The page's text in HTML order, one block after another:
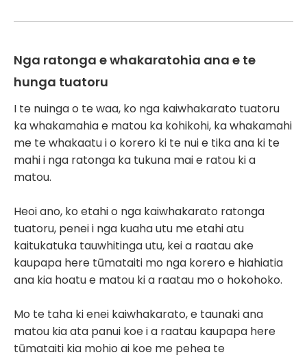
Nga ratonga e whakaratohia ana e te
hunga tuatoru
I te nuinga o te waa, ko nga kaiwhakarato tuatoru
ka whakamahia e matou ka kohikohi, ka whakamahi
me te whakaatu i o korero ki te nui e tika ana ki te
mahi i nga ratonga ka tukuna mai e ratou ki a
matou.
Heoi ano, ko etahi o nga kaiwhakarato ratonga
tuatoru, penei i nga kuaha utu me etahi atu
kaitukatuka tauwhitinga utu, kei a raatau ake
kaupapa here tūmataiti mo nga korero e hiahiatia
ana kia hoatu e matou ki a raatau mo o hokohoko.
Mo te taha ki enei kaiwhakarato, e taunaki ana
matou kia ata panui koe i a raatau kaupapa here
tūmataiti kia mohio ai koe me pehea te